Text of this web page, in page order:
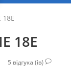
18E
18E
5 відгука (ів)